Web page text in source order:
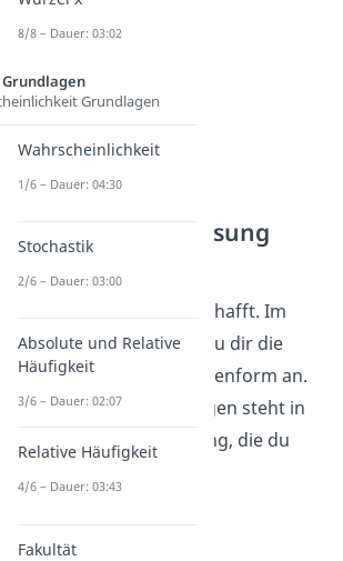
2. Schritt: Erste Lösung
ablesen
Der Schwierigste ist geschafft. Im
zweiten Schritt schaust du dir die
dritte Zeileder Zeilenstufenform an.
Durch deine Umformungen steht in
dieser Zeile eine Gleichung, die du
8/8 – Dauer: 03:02
Grundlagen
Wahrscheinlichkeit
1/6 – Dauer: 04:30
Stochastik
2/6 – Dauer: 03:00
Absolute und Relative
Häufigkeit
3/6 – Dauer: 02:07
Relative Häufigkeit
4/6 – Dauer: 03:43
Fakultät